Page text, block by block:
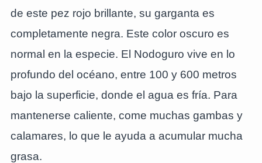
de este pez rojo brillante, su garganta es
completamente negra. Este color oscuro es
normal en la especie. El Nodoguro vive en lo
profundo del océano, entre 100 y 600 metros
bajo la superficie, donde el agua es fría. Para
mantenerse caliente, come muchas gambas y
calamares, lo que le ayuda a acumular mucha
grasa.